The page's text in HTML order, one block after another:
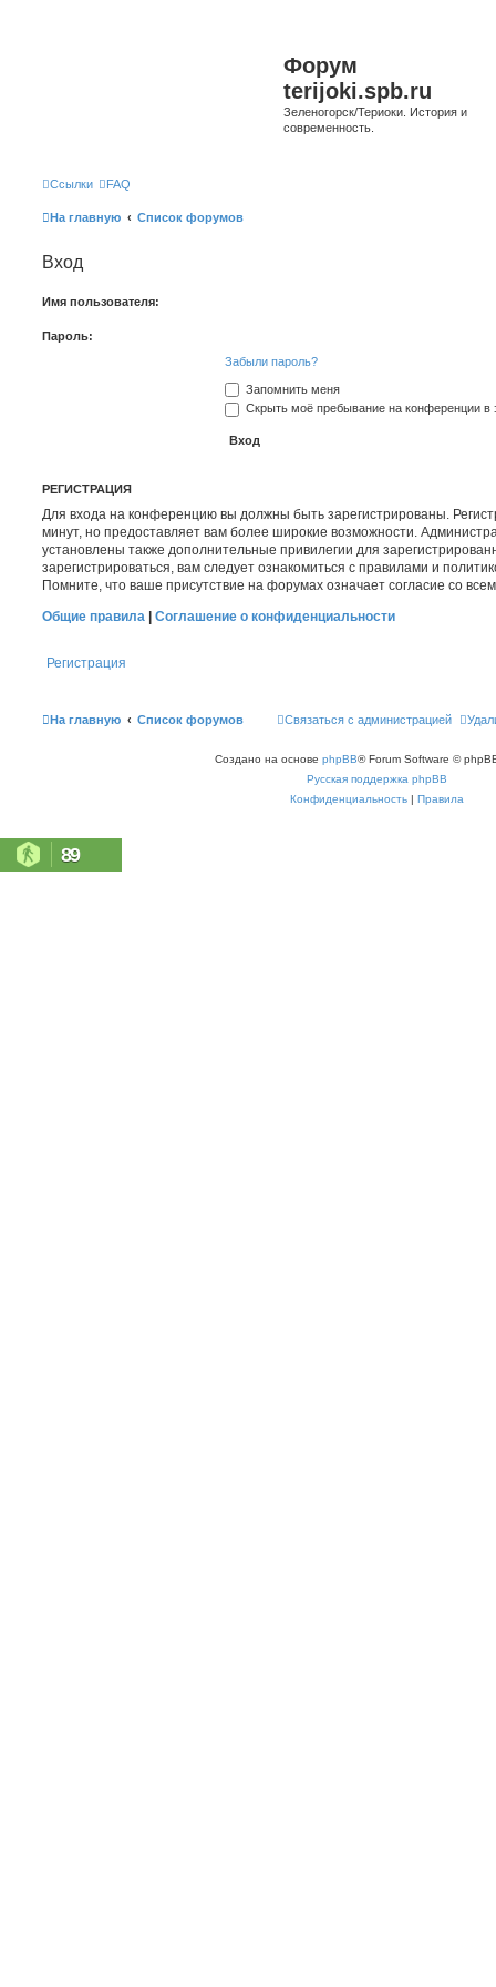
Форум
terijoki.spb.ru
Зеленогорск/Териоки. История и
современность.
Ссылки FAQ
На главную Список форумов
Вход
Имя пользователя:
Пароль:
Забыли пароль?
Запомнить меня
Скрыть моё пребывание на конференции в
РЕГИСТРАЦИЯ
Для входа на конференцию вы должны быть зарегистрированы.
минут, но предоставляет вам более широкие возможности.
установлены также дополнительные привилегии для
зарегистрироваться, вам следует ознакомиться с правилами и
Помните, что ваше присутствие на форумах означает согласие со
Общие правила
Соглашение о конфиденциальности
Регистрация
На главную Список форумов Связаться с администрацией
Создано на основе phpBB® Forum Software ©
Русская поддержка phpBB
Конфиденциальность | Правила
89